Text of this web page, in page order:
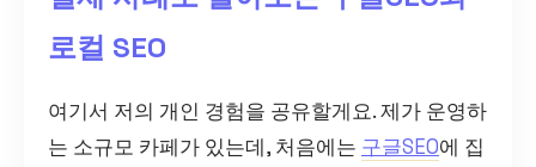
로컬 SEO
여기서 저의 개인 경험을 공유할게요. 제가 운영하
는 소규모 카페가 있는데, 처음에는 구글SEO에 집